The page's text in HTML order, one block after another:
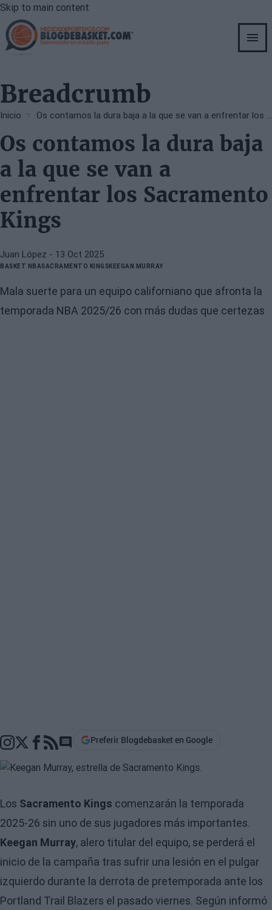
Skip to main content
Breadcrumb
Inicio Os contamos la dura baja a la que se van a enfrentar los Sacramento Kings
Os contamos la dura baja
a la que se van a
enfrentar los Sacramento
Kings
Juan López - 13 Oct 2025
BASKET NBASACRAMENTO KINGSKEEGAN MURRAY
Mala suerte para un equipo californiano que afronta la
temporada NBA 2025/26 con más dudas que certezas
Go to comments section
Preferir Blogdebasket en Google
Los Sacramento Kings comenzarán la temporada
2025-26 sin uno de sus jugadores más importantes.
Keegan Murray, alero titular del equipo, se perderá el
inicio de la campaña tras sufrir una lesión en el pulgar
izquierdo durante la derrota de pretemporada ante los
Portland Trail Blazers el pasado viernes. Según informó